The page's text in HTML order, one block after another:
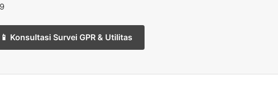
📱 Konsultasi Survei GPR & Utilitas